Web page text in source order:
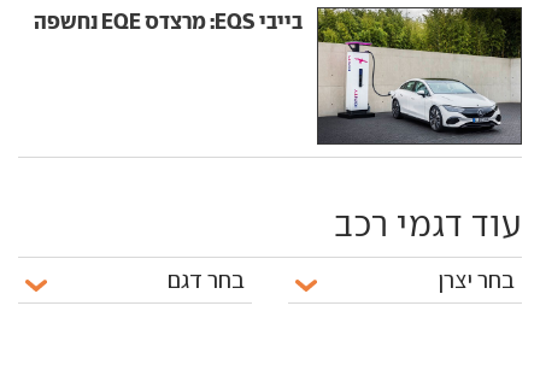
בייבי EQS: מרצדס EQE נחשפה
עוד דגמי רכב